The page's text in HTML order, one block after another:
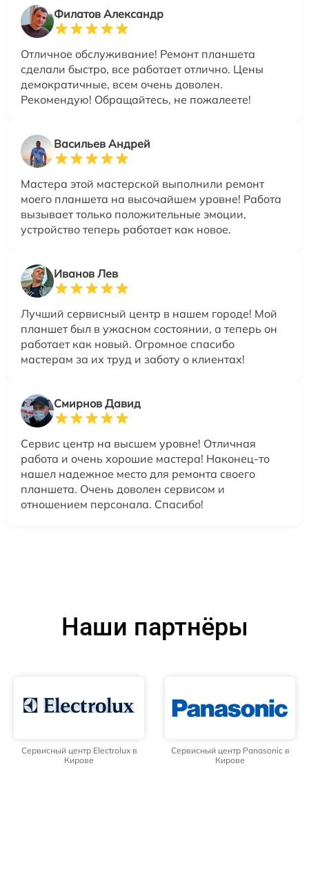
Филатов Александр
Отличное обслуживание! Ремонт планшета
сделали быстро, все работает отлично. Цены
демократичные, всем очень доволен.
Рекомендую! Обращайтесь, не пожалеете!
Васильев Андрей
Мастера этой мастерской выполнили ремонт
моего планшета на высочайшем уровне! Работа
вызывает только положительные эмоции,
устройство теперь работает как новое.
Иванов Лев
Лучший сервисный центр в нашем городе! Мой
планшет был в ужасном состоянии, а теперь он
работает как новый. Огромное спасибо
мастерам за их труд и заботу о клиентах!
Смирнов Давид
Сервис центр на высшем уровне! Отличная
работа и очень хорошие мастера! Наконец-то
нашел надежное место для ремонта своего
планшета. Очень доволен сервисом и
отношением персонала. Спасибо!
Наши партнёры
Сервисный центр Electrolux в
Кирове
Сервисный центр Panasonic в
Кирове